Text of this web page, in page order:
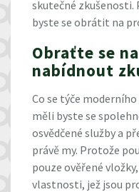
skutečné
byste se obrátit na
Obraťte se
nabídnout
Co se týče
měli byste se
osvědčené služby a
právě my. Protože
pouze ověřené
vlastnosti, jež jsou